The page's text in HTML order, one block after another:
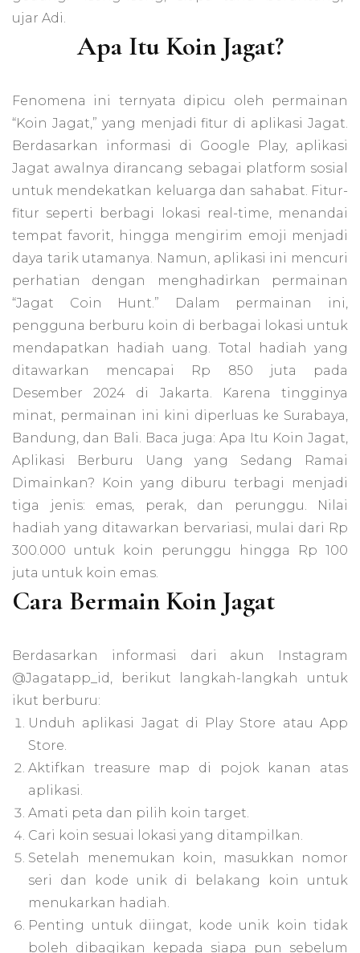
ujar Adi.
Apa Itu Koin Jagat?
Fenomena ini ternyata dipicu oleh permainan
“Koin Jagat,” yang menjadi fitur di aplikasi Jagat.
Berdasarkan informasi di Google Play, aplikasi
Jagat awalnya dirancang sebagai platform sosial
untuk mendekatkan keluarga dan sahabat. Fitur-
fitur seperti berbagi lokasi real-time, menandai
tempat favorit, hingga mengirim emoji menjadi
daya tarik utamanya. Namun, aplikasi ini mencuri
perhatian dengan menghadirkan permainan
“Jagat Coin Hunt.” Dalam permainan ini,
pengguna berburu koin di berbagai lokasi untuk
mendapatkan hadiah uang. Total hadiah yang
ditawarkan mencapai Rp 850 juta pada
Desember 2024 di Jakarta. Karena tingginya
minat, permainan ini kini diperluas ke Surabaya,
Bandung, dan Bali. Baca juga: Apa Itu Koin Jagat,
Aplikasi Berburu Uang yang Sedang Ramai
Dimainkan? Koin yang diburu terbagi menjadi
tiga jenis: emas, perak, dan perunggu. Nilai
hadiah yang ditawarkan bervariasi, mulai dari Rp
300.000 untuk koin perunggu hingga Rp 100
juta untuk koin emas.
Cara Bermain Koin Jagat
Berdasarkan informasi dari akun Instagram
@Jagatapp_id, berikut langkah-langkah untuk
ikut berburu:
Unduh aplikasi Jagat di Play Store atau App
Store.
Aktifkan treasure map di pojok kanan atas
aplikasi.
Amati peta dan pilih koin target.
Cari koin sesuai lokasi yang ditampilkan.
Setelah menemukan koin, masukkan nomor
seri dan kode unik di belakang koin untuk
menukarkan hadiah.
Penting untuk diingat, kode unik koin tidak
boleh dibagikan kepada siapa pun sebelum